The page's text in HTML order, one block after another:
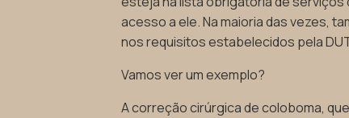
acesso a ele. Na maioria das vezes,
nos requisitos estabelecidos pela
Vamos ver um exemplo?
A correção cirúrgica de coloboma,